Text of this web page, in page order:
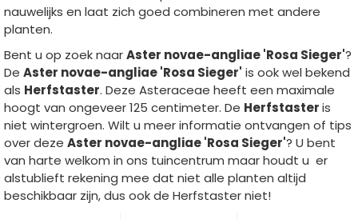
nauwelijks en laat zich goed combineren met andere
planten.
Bent u op zoek naarAster novae-angliae 'Rosa Sieger'?
De Aster novae-angliae 'Rosa Sieger' is ook wel bekend
als Herfstaster. Deze Asteraceae heeft een maximale
hoogt van ongeveer 125 centimeter. De Herfstasteris
niet wintergroen. Wilt u meer informatie ontvangen of tips
over deze Aster novae-angliae 'Rosa Sieger'? U bent
van harte welkom in ons tuincentrum maar houdt u er
alstublieft rekening mee dat niet alle planten altijd
beschikbaar zijn, dus ook de Herfstaster niet!